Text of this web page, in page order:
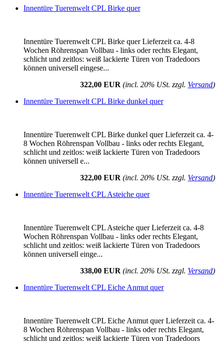
Innentüre Tuerenwelt CPL Birke quer
Innentüre Tuerenwelt CPL Birke quer Lieferzeit ca. 4-8
Wochen Röhrenspan Vollbau - links oder rechts Elegant,
schlicht und zeitlos: weiß lackierte Türen von Tradedoors
können universell eingese...
322,00 EUR (incl. 20% USt. zzgl. Versand)
Innentüre Tuerenwelt CPL Birke dunkel quer
Innentüre Tuerenwelt CPL Birke dunkel quer Lieferzeit ca. 4-
8 Wochen Röhrenspan Vollbau - links oder rechts Elegant,
schlicht und zeitlos: weiß lackierte Türen von Tradedoors
können universell e...
322,00 EUR (incl. 20% USt. zzgl. Versand)
Innentüre Tuerenwelt CPL Asteiche quer
Innentüre Tuerenwelt CPL Asteiche quer Lieferzeit ca. 4-8
Wochen Röhrenspan Vollbau - links oder rechts Elegant,
schlicht und zeitlos: weiß lackierte Türen von Tradedoors
können universell einge...
338,00 EUR (incl. 20% USt. zzgl. Versand)
Innentüre Tuerenwelt CPL Eiche Anmut quer
Innentüre Tuerenwelt CPL Eiche Anmut quer Lieferzeit ca. 4-
8 Wochen Röhrenspan Vollbau - links oder rechts Elegant,
schlicht und zeitlos: weiß lackierte Türen von Tradedoors